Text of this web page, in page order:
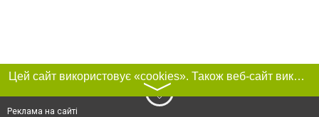
Цей сайт використовує «cookies». Також веб-сайт використовує інтернет-сервіс для збору технічних даних стосовно відвідувачів з метою отримання маркетингової та статистичної інформації. Умови обробки даних відвідувачів сайту див.
〉
Реклама на сайті